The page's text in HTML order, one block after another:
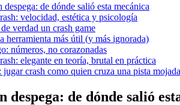
de dónde salió esta mecánica
velocidad, estética y psicología
verdad un crash game
herramienta más útil (y más ignorada)
números, no corazonadas
elegante en teoría, brutal en práctica
crash como quien cruza una pista mojada
despega: de dónde salió